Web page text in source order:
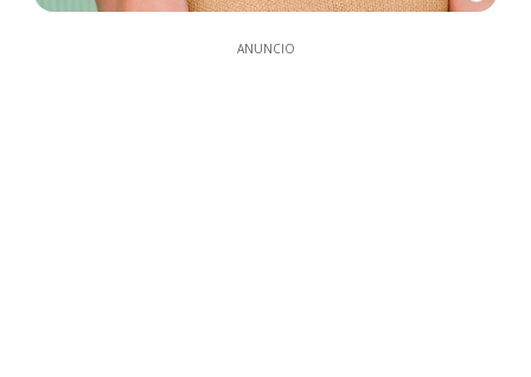
ANUNCIO